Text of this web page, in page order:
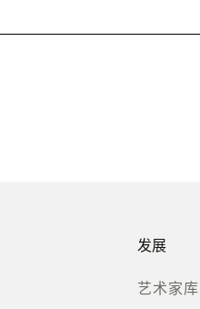
发展
艺术家库